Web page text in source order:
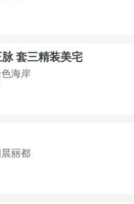
套三精装美宅
海岸
丽都